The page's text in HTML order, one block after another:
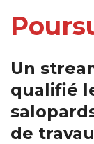
Un
qualifié
de